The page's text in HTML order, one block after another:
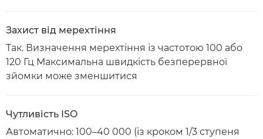
Захист від мерехтіння
Так. Визначення мерехтіння із частотою 100 або
120 Гц Максимальна швидкість безперервної
зйомки може зменшитися
Чутливість ISO
Автоматично: 100–40 000 (із кроком 1/3 ступеня